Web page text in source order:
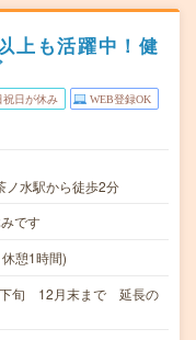
上も活躍中！健
祝日が休み WEB登録OK
ノ水駅から徒歩2分
です
憩1時間)
下旬 12月末まで 延長の